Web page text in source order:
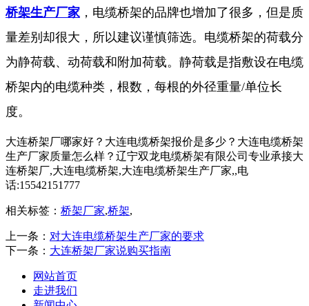
桥架生产厂家 ，电缆桥架的品牌也增加了很多，但是质
量差别却很大，所以建议谨慎筛选。电缆桥架的荷载分
为静荷载、动荷载和附加荷载。静荷载是指敷设在电缆
桥架内的电缆种类，根数，每根的外径重量/单位长
度。
大连桥架厂哪家好？大连电缆桥架报价是多少？大连电缆桥架
生产厂家质量怎么样？辽宁双龙电缆桥架有限公司专业承接大
连桥架厂,大连电缆桥架,大连电缆桥架生产厂家,,电
话:15542151777
相关标签： 桥架厂家,桥架,
上一条： 对大连电缆桥架生产厂家的要求
下一条： 大连桥架厂家说购买指南
网站首页
走进我们